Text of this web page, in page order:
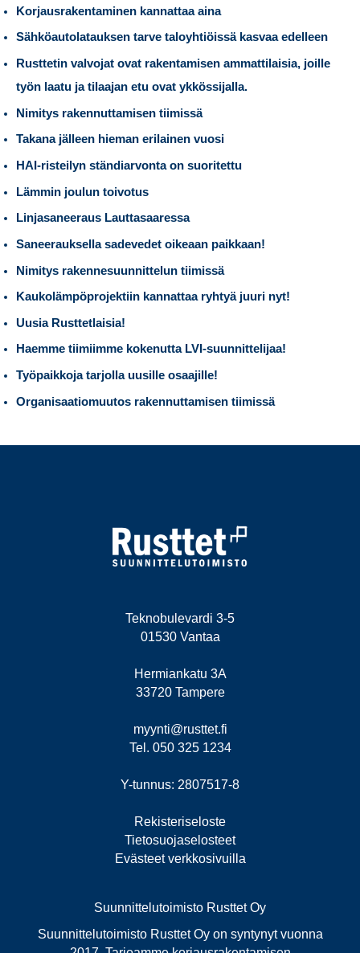
Korjausrakentaminen kannattaa aina
Sähköautolatauksen tarve taloyhtiöissä kasvaa edelleen
Rusttetin valvojat ovat rakentamisen ammattilaisia, joille
työn laatu ja tilaajan etu ovat ykkössijalla.
Nimitys rakennuttamisen tiimissä
Takana jälleen hieman erilainen vuosi
HAI-risteilyn ständiarvonta on suoritettu
Lämmin joulun toivotus
Linjasaneeraus Lauttasaaressa
Saneerauksella sadevedet oikeaan paikkaan!
Nimitys rakennesuunnittelun tiimissä
Kaukolämpöprojektiin kannattaa ryhtyä juuri nyt!
Uusia Rusttetlaisia!
Haemme tiimiimme kokenutta LVI-suunnittelijaa!
Työpaikkoja tarjolla uusille osaajille!
Organisaatiomuutos rakennuttamisen tiimissä
Teknobulevardi 3-5
01530 Vantaa
Hermiankatu 3A
33720 Tampere
myynti@rusttet.fi
Tel. 050 325 1234
Y-tunnus: 2807517-8
Rekisteriseloste
Tietosuojaselosteet
Evästeet verkkosivuilla
Suunnittelutoimisto Rusttet Oy
Suunnittelutoimisto Rusttet Oy on syntynyt vuonna